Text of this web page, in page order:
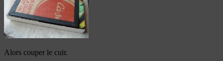
Alors couper le cuir.